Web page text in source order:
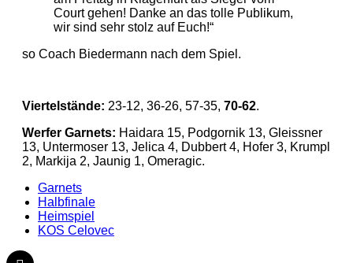
Court gehen! Danke an das tolle Publikum,
wir sind sehr stolz auf Euch!“
so Coach Biedermann nach dem Spiel.
Viertelstände: 23-12, 36-26, 57-35, 70-62.
Werfer Garnets: Haidara 15, Podgornik 13, Gleissner
13, Untermoser 13, Jelica 4, Dubbert 4, Hofer 3, Krumpl
2, Markija 2, Jaunig 1, Omeragic.
Garnets
Halbfinale
Heimspiel
KOS Celovec